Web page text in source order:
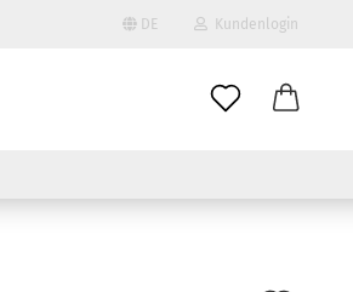
DE Kundenlogin